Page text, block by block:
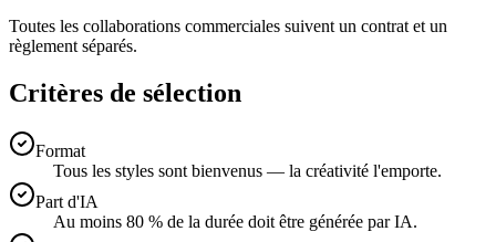
Toutes les collaborations commerciales suivent un contrat et un
règlement séparés.
Critères de sélection
Format
Tous les styles sont bienvenus — la créativité l'emporte.
Part d'IA
Au moins 80 % de la durée doit être générée par IA.